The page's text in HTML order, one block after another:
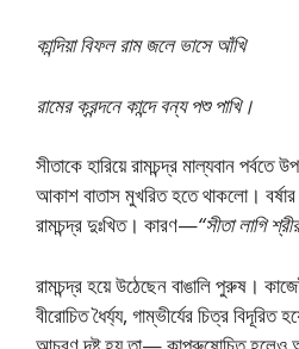
কান্দিয়া বিফল রাম জলে ভাসে আঁখি
রামের ক্রন্দনে কান্দে বন্য পশু পাখি।
সীতাকে হারিয়ে রামচন্দ্র মাল্যবান পর্বতে
আকাশ বাতাস মুখরিত হতে থাকলো। বর্ষার
রামচন্দ্র দুঃখিত। কারণ—“সীতা লাগি
রামচন্দ্র হয়ে উঠেছেন বাঙালি পুরুষ।
বীরোচিত ধৈর্য্য, গাম্ভীর্যের চিত্র